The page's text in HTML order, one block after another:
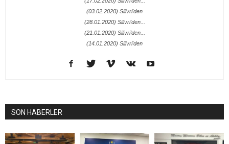
(03.02.2020) Silivri'den
(28.01.2020) Silivri'den...
(21.01.2020) Silivri’den...
(14.01.2020) Silivri'den
SON HABERLER